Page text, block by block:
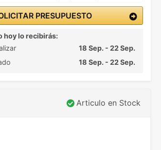
PRESUPUESTO
hoy lo recibirás:
18 Sep. - 22 Sep.
18 Sep. - 22 Sep.
Articulo en Stock